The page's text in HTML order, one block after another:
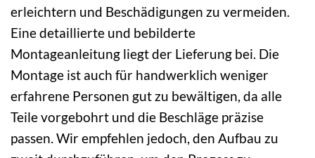
erleichtern und Beschädigungen zu vermeiden.
Eine detaillierte und bebilderte
Montageanleitung liegt der Lieferung bei. Die
Montage ist auch für handwerklich weniger
erfahrene Personen gut zu bewältigen, da alle
Teile vorgebohrt und die Beschläge präzise
passen. Wir empfehlen jedoch, den Aufbau zu